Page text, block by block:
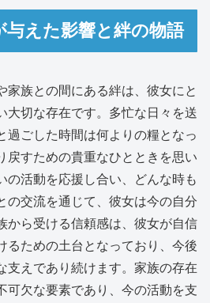
与えた影響と絆の物語
家族との間にある絆は、彼女にと
大切な存在です。多忙な日々を送
過ごした時間は何よりの糧となっ
戻すための貴重なひとときを思い
の活動を応援し合い、どんな時も
の交流を通じて、彼女は今の自分
から受ける信頼感は、彼女が自信
るための土台となっており、今後
支えであり続けます。家族の存在
可欠な要素であり、今の活動を支